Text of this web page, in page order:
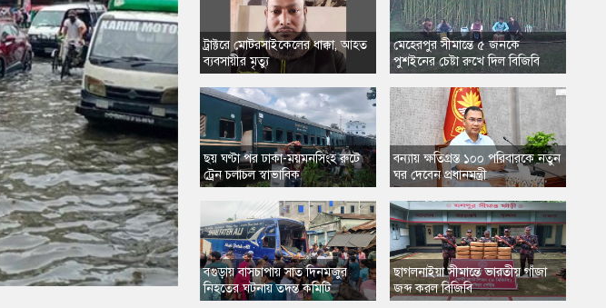
ট্রাক্টরে মোটরসাইকেলের ধাক্কা, আহত
ব্যবসায়ীর মৃত্যু
​ছয় ঘণ্টা পর ঢাকা-ময়মনসিংহ রুটে
ট্রেন চলাচল স্বাভাবিক
​বগুড়ায় বাসচাপায় সাত দিনমজুর
নিহতের ঘটনায় তদন্ত কমিটি
মেহেরপুর সীমান্তে ৫ জনকে
পুশইনের চেষ্টা রুখে দিল বিজিবি
বন্যায় ক্ষতিগ্রস্ত ১০০ পরিবারকে নতুন
ঘর দেবেন প্রধানমন্ত্রী
ছাগলনাইয়া সীমান্তে ভারতীয় গাঁজা
জব্দ করল বিজিবি